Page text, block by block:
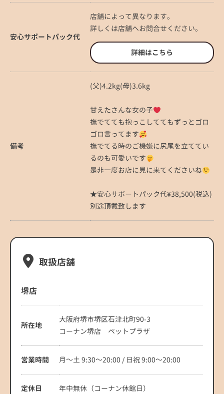
安心サポートパック代
店舗によって異なります。
詳しくは店舗へお問合せください。
詳細はこちら
備考
(父)4.2kg(母)3.6kg
甘えたさんな女の子
撫でてても抱っこしててもずっとゴロ
ゴロ言ってます
撫でてる時のご機嫌に尻尾を立ててい
るのも可愛いです
是非一度お店に見に来てくださいね
★安心サポートパック代¥38,500(税込)
別途頂戴致します
取扱店舗
堺店
所在地
大阪府堺市堺区石津北町90-3
コーナン堺店 ペットプラザ
営業時間 月～土 9:30～20:00 / 日祝 9:00～20:00
定休日 年中無休（コーナン休館日）